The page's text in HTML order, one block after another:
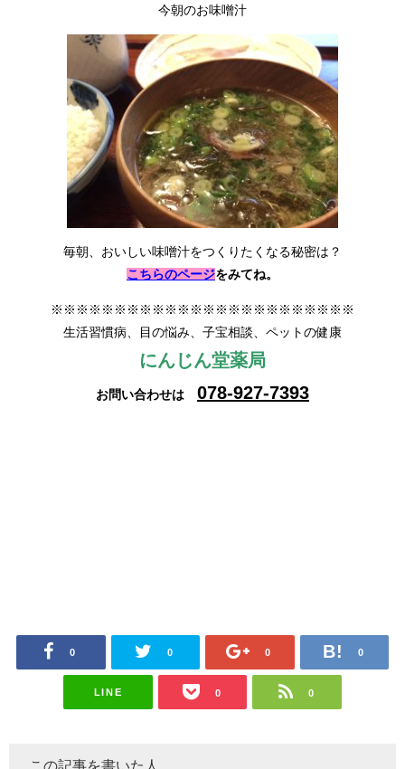
今朝のお味噌汁
毎朝、おいしい味噌汁をつくりたくなる秘密は？
こちらのページをみてね。
※※※※※※※※※※※※※※※※※※※※※※※※
生活習慣病、目の悩み、子宝相談、ペットの健康
にんじん堂薬局
お問い合わせは 078-927-7393
0 0 0 0
LINE 0 0
この記事を書いた人